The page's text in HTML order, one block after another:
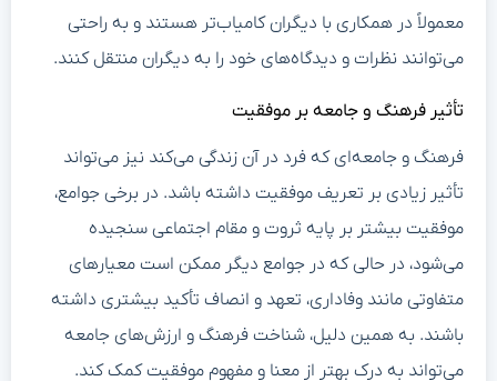
معمولاً در همکاری با دیگران کامیاب‌تر هستند و به راحتی
می‌توانند نظرات و دیدگاه‌های خود را به دیگران منتقل کنند.
تأثیر فرهنگ و جامعه بر موفقیت
فرهنگ و جامعه‌ای که فرد در آن زندگی می‌کند نیز می‌تواند
تأثیر زیادی بر تعریف موفقیت داشته باشد. در برخی جوامع،
موفقیت بیشتر بر پایه ثروت و مقام اجتماعی سنجیده
می‌شود، در حالی که در جوامع دیگر ممکن است معیارهای
متفاوتی مانند وفاداری، تعهد و انصاف تأکید بیشتری داشته
باشند. به همین دلیل، شناخت فرهنگ و ارزش‌های جامعه
می‌تواند به درک بهتر از معنا و مفهوم موفقیت کمک کند.